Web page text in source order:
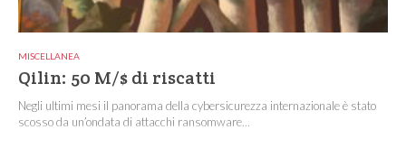
MISCELLANEA
Qilin: 50 M/$ di riscatti
Negli ultimi mesi il panorama della cybersicurezza internazionale è stato
scosso da un’ondata di attacchi ransomware...